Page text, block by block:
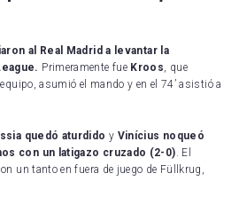
al Real Madrid a levantar la
Primeramente fue Kroos , que
asumió el mando y en el 74’ asistió a
quedó aturdido y Vinícius noqueó
con un latigazo cruzado (2-0) . El
un tanto en fuera de juego de Füllkrug,